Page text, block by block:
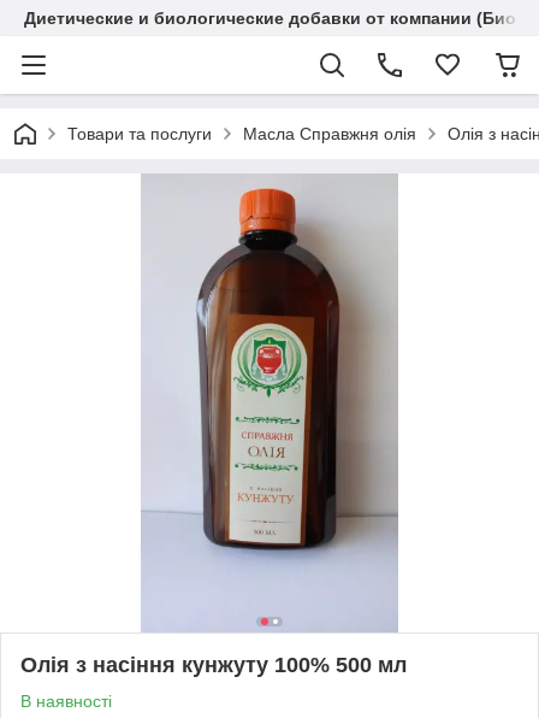
Диетические и биологические добавки от компании
Товари та послуги Масла Справжня олія Олія з
Олія з насіння кунжуту 100% 500 мл
В наявності